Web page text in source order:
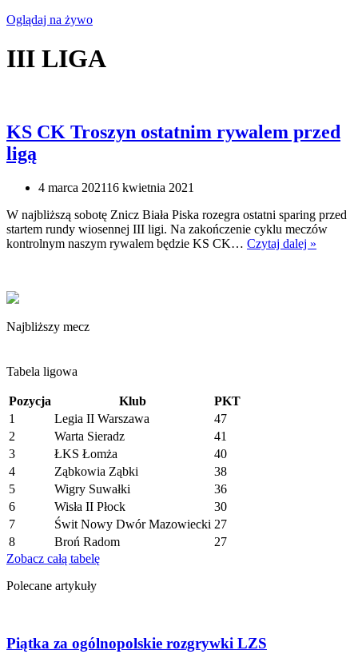
Oglądaj na żywo
III LIGA
KS CK Troszyn ostatnim rywalem przed
ligą
4 marca 202116 kwietnia 2021
W najbliższą sobotę Znicz Biała Piska rozegra ostatni sparing przed
startem rundy wiosennej III ligi. Na zakończenie cyklu meczów
kontrolnym naszym rywalem będzie KS CK… Czytaj dalej »
Najbliższy mecz
Tabela ligowa
Pozycja Klub
PKT
1
Legia II Warszawa
47
2
Warta Sieradz
41
3
ŁKS Łomża
40
4
Ząbkowia Ząbki
38
5
Wigry Suwałki
36
6
Wisła II Płock
30
7
Świt Nowy Dwór Mazowiecki 27
8
Broń Radom
27
Zobacz całą tabelę
Polecane artykuły
Piątka za ogólnopolskie rozgrywki LZS